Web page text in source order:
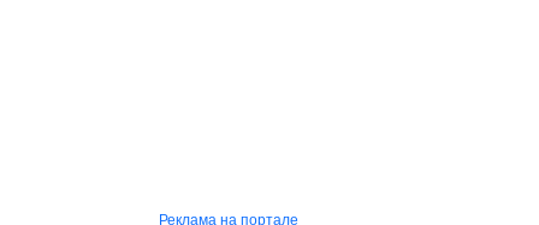
Реклама на портале